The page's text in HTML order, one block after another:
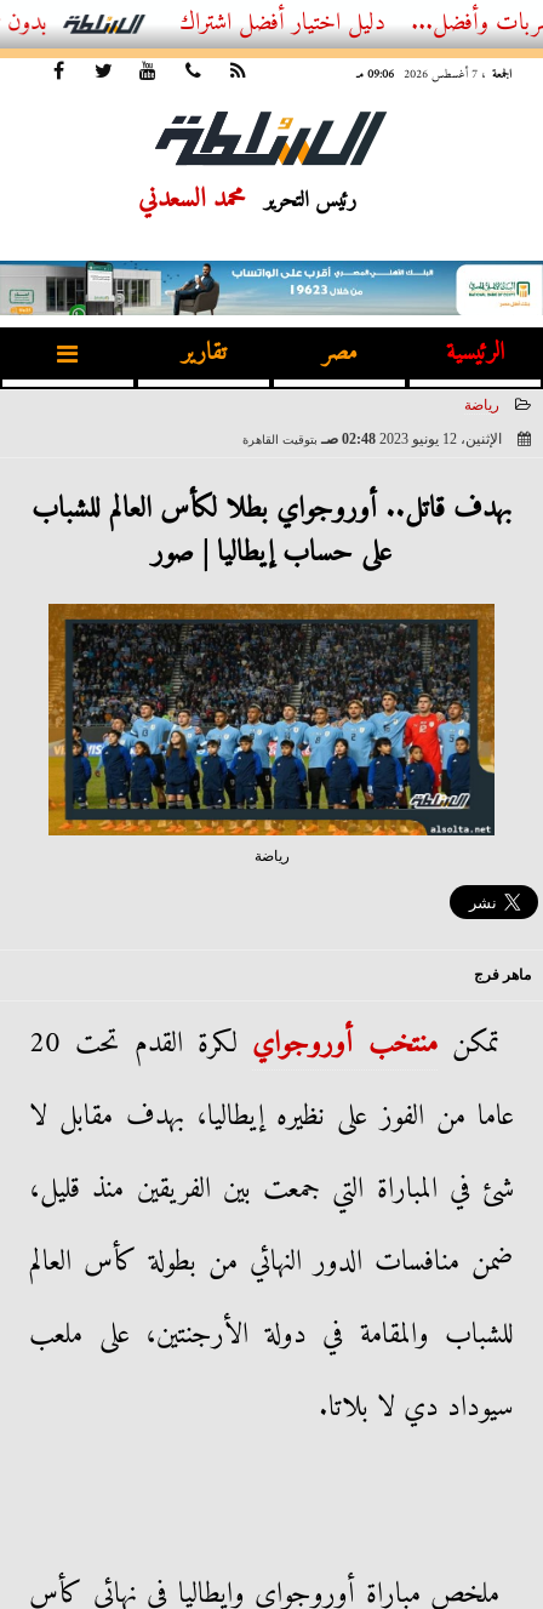
أفضل اشتراك IPTV بدون تقطيع 2026 – دليل المشاهد العصري
الجمعة ، 7 أغسطس 2026 09:06 مـ
رئيس التحرير محمد السعدني
الرئيسية مصر تقارير
رياضة
الإثنين، 12 يونيو 2023
02:48 صـ بتوقيت القاهرة
بهدف قاتل.. أوروجواي بطلا لكأس العالم للشباب
على حساب إيطاليا | صور
رياضة
ماهر فرج
تمكنمنتخب أوروجواي
لكرة القدم تحت 20
عاما من الفوز على نظيره إيطاليا، بهدف مقابل لا
شئ في المباراة التي جمعت بين الفريقين منذ قليل،
ضمن منافسات الدور النهائي من بطولة كأس العالم
للشباب والمقامة في دولة الأرجنتين، على ملعب
سيوداد دي لا بلاتا.
ملخص مباراة أوروجواي وإيطاليا في نهائي كأس